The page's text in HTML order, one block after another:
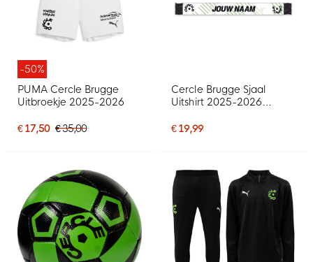
-50%
PUMA Cercle Brugge
Uitbroekje 2025-2026
€ 17,50 € 35,00
Cercle Brugge Sjaal
Uitshirt 2025-2026
€ 19,99